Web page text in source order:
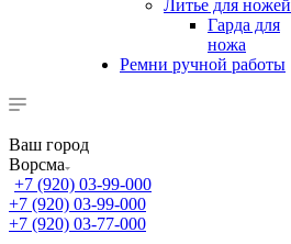
Литье для ножей
Гарда для
ножа
Ремни ручной работы
Ваш город
Ворсма
+7 (920) 03-99-000
+7 (920) 03-99-000
+7 (920) 03-77-000